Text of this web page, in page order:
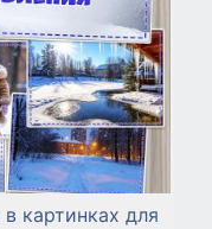
картинках для